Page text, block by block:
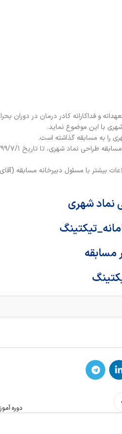
و فداکارانه کادر درمان در دوران
با این موضوع نماید.
را به مسابقه گذاشته است.
نياز به كسب اطلاعات بيشتر با مسئول دبيرخانه
نماد شهری
مسابقه
دوره